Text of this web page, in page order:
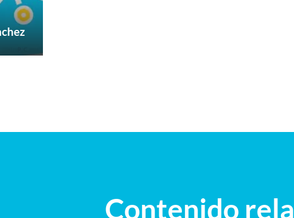
Contenido